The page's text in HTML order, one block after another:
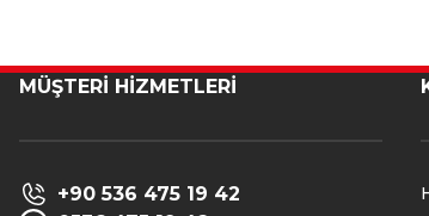
MÜŞTERİ HİZMETLERİ
+90 536 475 19 42